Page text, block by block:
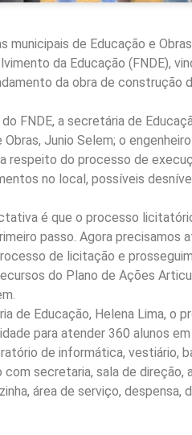
municipais de Educação e
da Educação (FNDE),
da obra de construção
FNDE, a secretária de
Junio Selem; o
respeito do processo de
no local, possíveis
é que o processo
passo. Agora precisamos
de licitação e
do Plano de Ações
de Educação, Helena Lima, o
para atender 360 alunos
de informática, vestiário,
secretaria, sala de
área de serviço,